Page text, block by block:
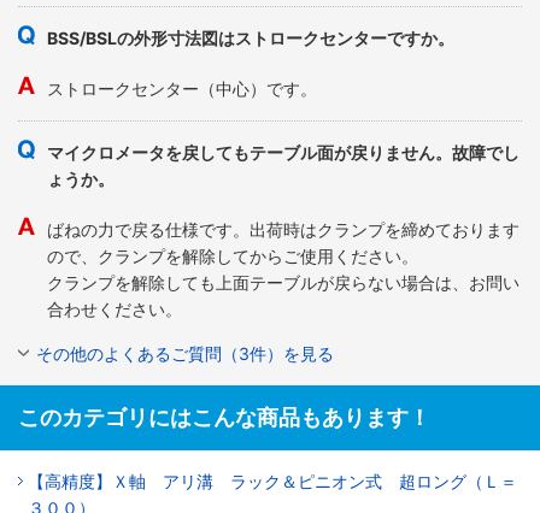
BSS/BSLの外形寸法図はストロークセンターですか。
ストロークセンター（中心）です。
マイクロメータを戻してもテーブル面が戻りません。故障でし
ょうか。
ばねの力で戻る仕様です。出荷時はクランプを締めております
ので、クランプを解除してからご使用ください。
クランプを解除しても上面テーブルが戻らない場合は、お問い
合わせください。
その他のよくあるご質問（3件）を見る
このカテゴリにはこんな商品もあります！
【高精度】Ｘ軸 アリ溝 ラック＆ピニオン式 超ロング（Ｌ＝
３００）